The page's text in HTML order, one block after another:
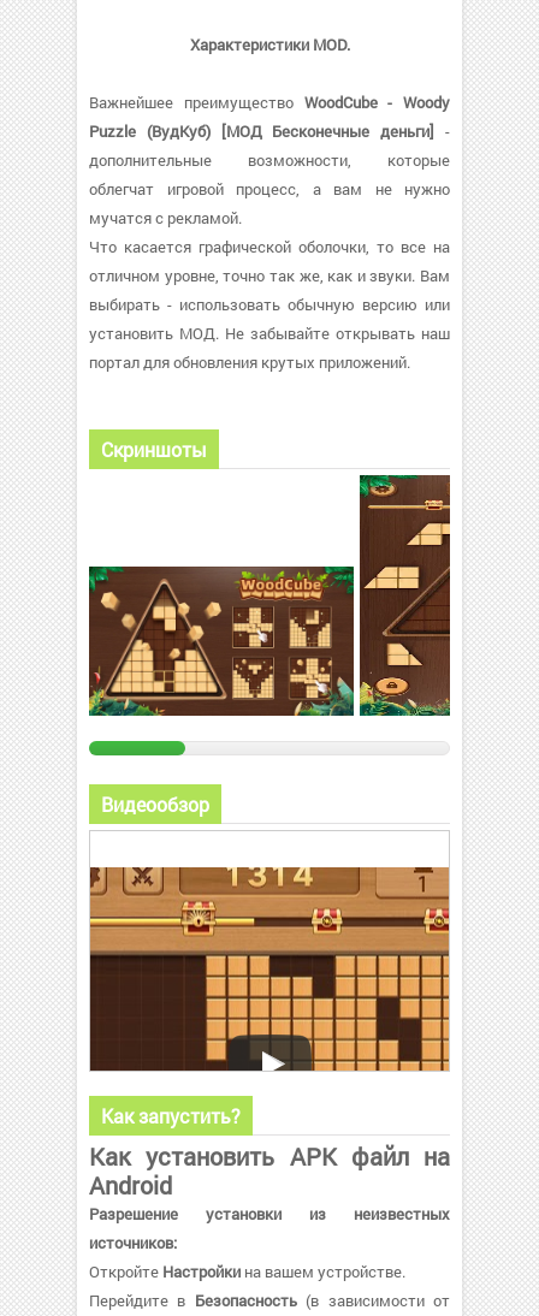
Характеристики MOD.
Важнейшее преимущество WoodCube - Woody
Puzzle (ВудКуб) [МОД Бесконечные деньги] -
дополнительные возможности, которые
облегчат игровой процесс, а вам не нужно
мучатся с рекламой.
Что касается графической оболочки, то все на
отличном уровне, точно так же, как и звуки. Вам
выбирать - использовать обычную версию или
установить МОД. Не забывайте открывать наш
портал для обновления крутых приложений.
Скриншоты
Видеообзор
Как запустить?
Как установить APK файл на
Android
Разрешение установки из неизвестных
источников:
Откройте Настройки на вашем устройстве.
Перейдите в Безопасность(в зависимости от